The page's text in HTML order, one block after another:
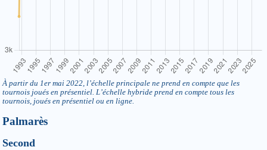
À partir du 1er mai 2022, l’échelle principale ne prend en compte que les
tournois joués en présentiel. L’échelle hybride prend en compte tous les
tournois, joués en présentiel ou en ligne.
Palmarès
Second